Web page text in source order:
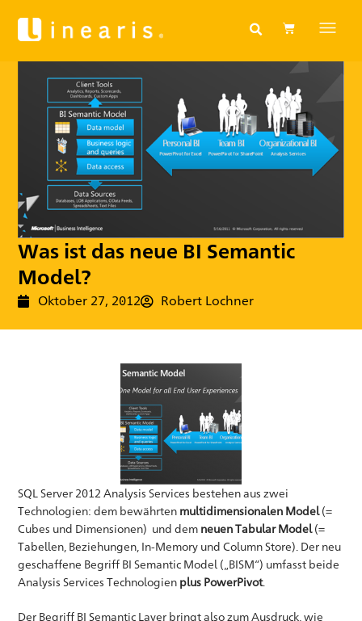
Was ist das neue BI Semantic
Model?
Oktober 27, 2012 Robert Lochner
SQL Server 2012 Analysis Services bestehen aus zwei
Technologien: dem bewährten multidimensionalen Model(=
Cubes und Dimensionen) und dem neuen Tabular Model(=
Tabellen, Beziehungen, In-Memory und Column Store). Der neu
geschaffene Begriff BI Semantic Model („BISM“) umfasst beide
Analysis Services Technologien plus PowerPivot.
Der Begriff BI Semantic Layer bringt also zum Ausdruck, wie